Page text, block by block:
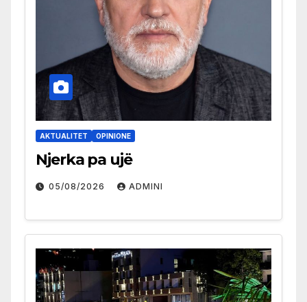
AKTUALITET OPINIONE
Njerka pa ujë
05/08/2026 ADMINI